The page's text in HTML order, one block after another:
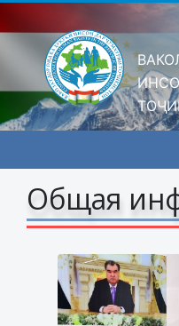
Общая